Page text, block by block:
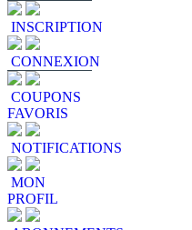
INSCRIPTION
CONNEXION
COUPONS
FAVORIS
NOTIFICATIONS
MON
PROFIL